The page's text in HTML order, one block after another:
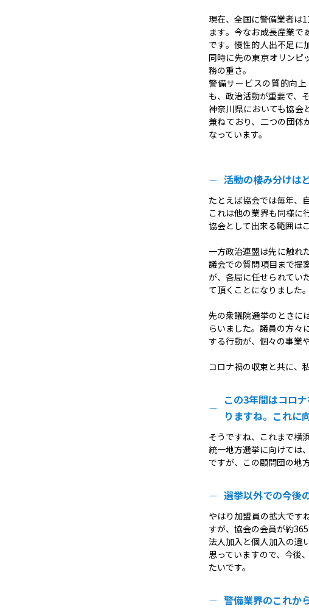
現在、全国に警備業者は
ます。今なお成長産業で
です。慢性的人出不足に
同時に先の東京オリンピ
務の重さ。
警備サービスの質的向
も、政治活動が重要で、
神奈川県においても協会
兼ねており、二つの団体
なっています。
活動の棲み分けは
たとえば協会では毎年、
これは他の業界も同様に
協会として出来る範囲は
一方政治連盟は先に触れ
議会での質問項目まで提
が、各局に任せられてい
て頂くことになりました
先の衆議院選挙のときに
らいました。議員の方々
する行動が、個々の事業
コロナ禍の収束と共に、
この3年間はコロ
りますね。これに
そうですね、これまで横
統一地方選挙に向けては
ですが、この顧問団の地
選挙以外での今後
やはり加盟員の拡大です
すが、協会の会員が約
法人加入と個人加入の違
思っていますので、今後
たいです。
警備業界のこれか